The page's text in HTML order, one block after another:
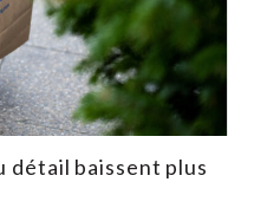
détail baissent plus